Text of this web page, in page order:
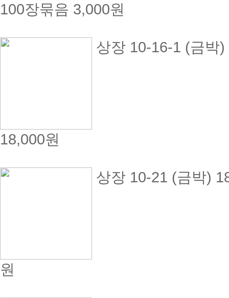
100장묶음 3,000원
상장 10-16-1 (금박
18,000원
상장 10-21 (금박)
원